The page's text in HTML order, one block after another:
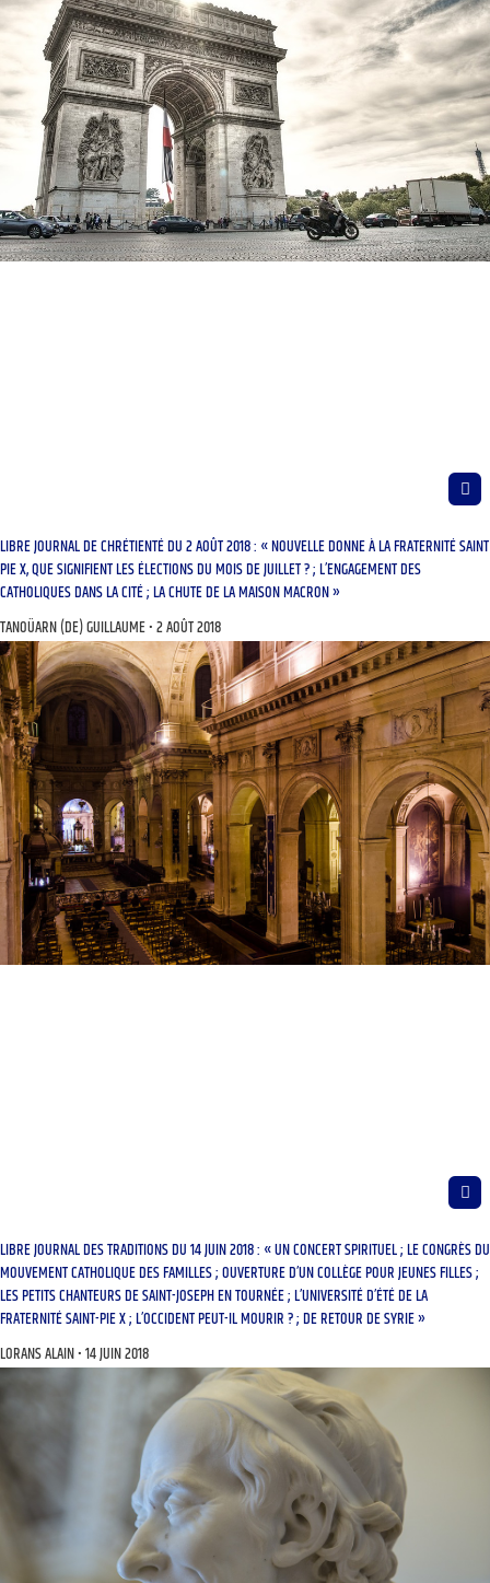
LIBRE JOURNAL DE CHRÉTIENTÉ DU 2 AOÛT 2018 : « NOUVELLE DONNE À LA FRATERNITÉ SAINT
PIE X, QUE SIGNIFIENT LES ÉLECTIONS DU MOIS DE JUILLET ? ; L’ENGAGEMENT DES
CATHOLIQUES DANS LA CITÉ ; LA CHUTE DE LA MAISON MACRON »
TANOÜARN (DE) GUILLAUME 2 AOÛT 2018
LIBRE JOURNAL DES TRADITIONS DU 14 JUIN 2018 : « UN CONCERT SPIRITUEL ; LE CONGRÈS DU
MOUVEMENT CATHOLIQUE DES FAMILLES ; OUVERTURE D’UN COLLÈGE POUR JEUNES FILLES ;
LES PETITS CHANTEURS DE SAINT-JOSEPH EN TOURNÉE ; L’UNIVERSITÉ D’ÉTÉ DE LA
FRATERNITÉ SAINT-PIE X ; L’OCCIDENT PEUT-IL MOURIR ? ; DE RETOUR DE SYRIE »
LORANS ALAIN 14 JUIN 2018